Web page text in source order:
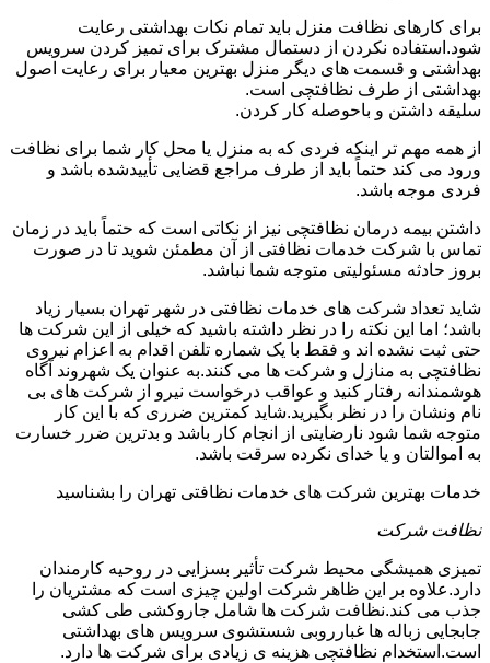
برای کارهای نظافت منزل باید تمام نکات بهداشتی رعایت
شود.استفاده نکردن از دستمال مشترک برای تمیز کردن سرویس
بهداشتی و قسمت های دیگر منزل بهترین معیار برای رعایت اصول
بهداشتی از طرف نظافتچی است.
سلیقه داشتن و باحوصله کار کردن.
از همه مهم تر اینکه فردی که به منزل یا محل کار شما برای نظافت
ورود می کند حتماً باید از طرف مراجع قضایی تأییدشده باشد و
فردی موجه باشد.
داشتن بیمه درمان نظافتچی نیز از نکاتی است که حتماً باید در زمان
تماس با شرکت خدمات نظافتی از آن مطمئن شوید تا در صورت
بروز حادثه مسئولیتی متوجه شما نباشد.
شاید تعداد شرکت های خدمات نظافتی در شهر تهران بسیار زیاد
باشد؛ اما این نکته را در نظر داشته باشید که خیلی از این شرکت ها
حتی ثبت نشده اند و فقط با یک شماره تلفن اقدام به اعزام نیروی
نظافتچی به منازل و شرکت ها می کنند.به عنوان یک شهروند آگاه
هوشمندانه رفتار کنید و عواقب درخواست نیرو از شرکت های بی
نام ونشان را در نظر بگیرید.شاید کمترین ضرری که با این کار
متوجه شما شود نارضایتی از انجام کار باشد و بدترین ضرر خسارت
به اموالتان و یا خدای نکرده سرقت باشد.
خدمات بهترین شرکت های خدمات نظافتی تهران را بشناسید
نظافت شرکت
تمیزی همیشگی محیط شرکت تأثیر بسزایی در روحیه کارمندان
دارد.علاوه بر این ظاهر شرکت اولین چیزی است که مشتریان را
جذب می کند.نظافت شرکت ها شامل جاروکشی طی کشی
جابجایی زباله ها غبارروبی شستشوی سرویس های بهداشتی
است.استخدام نظافتچی هزینه ی زیادی برای شرکت ها دارد.